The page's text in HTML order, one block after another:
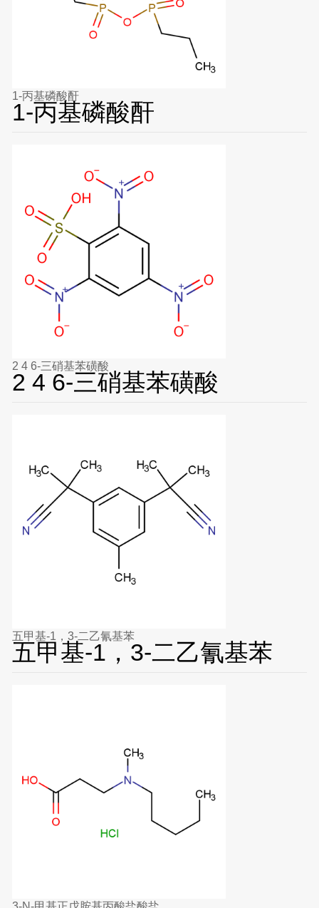
1-丙基磷酸酐
1-丙基磷酸酐
2 4 6-三硝基苯磺酸
2 4 6-三硝基苯磺酸
五甲基-1，3-二乙氰基苯
五甲基-1，3-二乙氰基苯